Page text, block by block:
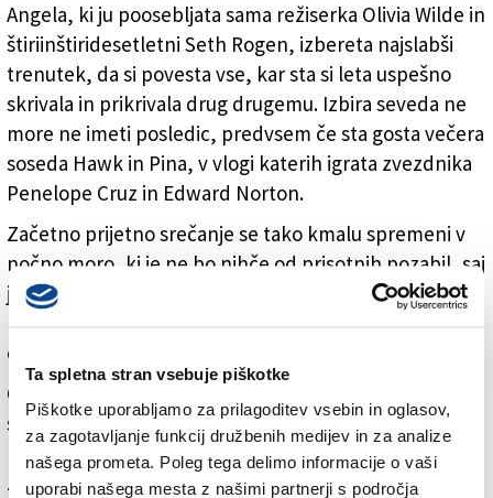
Ta spletna stran vsebuje piškotke
Piškotke uporabljamo za prilagoditev vsebin in oglasov,
za zagotavljanje funkcij družbenih medijev in za analize
našega prometa. Poleg tega delimo informacije o vaši
uporabi našega mesta z našimi partnerji s področja
Angela, ki ju poosebljata sama režiserka Olivia Wilde in
štiriinštiridesetletni Seth Rogen, izbereta najslabši
trenutek, da si povesta vse, kar sta si leta uspešno
skrivala in prikrivala drug drugemu. Izbira seveda ne
more ne imeti posledic, predvsem če sta gosta večera
soseda Hawk in Pina, v vlogi katerih igrata zvezdnika
Penelope Cruz in Edward Norton.
Začetno prijetno srečanje se tako kmalu spremeni v
nočno moro, ki je ne bo nihče od prisotnih pozabil, saj
je niz nerodnih in hudih situacij, zamer, neprijetnih
označil življenja tistih, ki so vse to doživeli.
Celovečerec, ki je povzet po španskem filmu Hrupna
soseda režiserja Cesca Gaya izpred šestih let, v
marsičem spominja tudi na dve veliki uspešnici
zadnjih let, delo Carnage Romana Polanskega in